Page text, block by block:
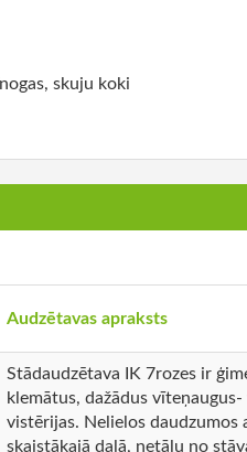
skuju koki
Audzētavas apraksts
Stādaudzētava IK 7rozes ir
klemātus, dažādus
vistērijas. Nelielos daudzumos
skaistākajā daļā, netālu no